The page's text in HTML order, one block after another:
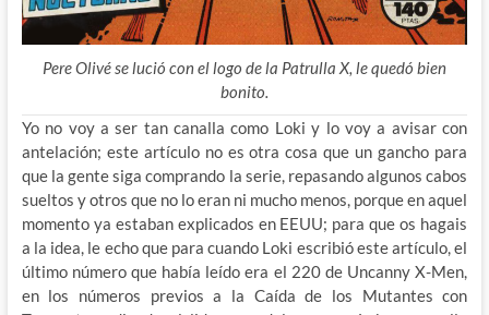
Pere Olivé se lució con el logo de la Patrulla X, le quedó bien
bonito.
Yo no voy a ser tan canalla como Loki y lo voy a avisar con
antelación; este artículo no es otra cosa que un gancho para
que la gente siga comprando la serie, repasando algunos cabos
sueltos y otros que no lo eran ni mucho menos, porque en aquel
momento ya estaban explicados en EEUU; para que os hagais
a la idea, le echo que para cuando Loki escribióeste artículo, el
último número que había leído era el 220 de Uncanny X-Men,
en los números previos a la Caída de los Mutantes con